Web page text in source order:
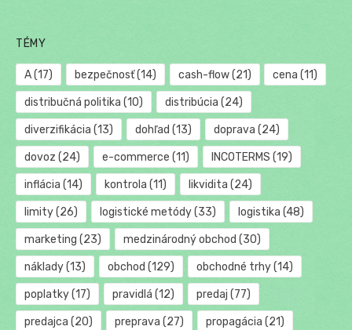
TÉMY
A(17) bezpečnosť(14) cash-flow(21) cena (11)
distribučná politika (10) distribúcia (24)
diverzifikácia (13) dohľad (13) doprava (24)
dovoz (24) e-commerce (11) INCOTERMS (19)
inflácia (14) kontrola (11) likvidita (24)
limity(26) logistické metódy(33) logistika (48)
marketing (23) medzinárodný obchod (30)
náklady(13) obchod (129) obchodné trhy(14)
poplatky(17) pravidlá (12) predaj (77)
predajca (20) preprava (27) propagácia (21)